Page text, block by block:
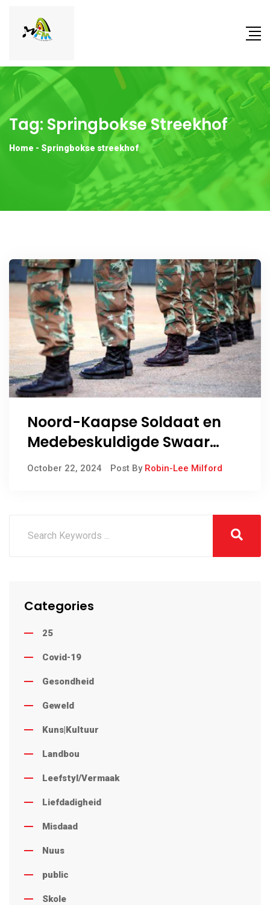
Tag: Springbokse Streekhof
Home - Springbokse streekhof
Noord-Kaapse Soldaat en
Medebeskuldigde Swaar
Gestraf vir Gewapende Roof
October 22, 2024 Post By Robin-Lee Milford
Categories
25
Covid-19
Gesondheid
Geweld
Kuns|Kultuur
Landbou
Leefstyl/Vermaak
Liefdadigheid
Misdaad
Nuus
public
Skole